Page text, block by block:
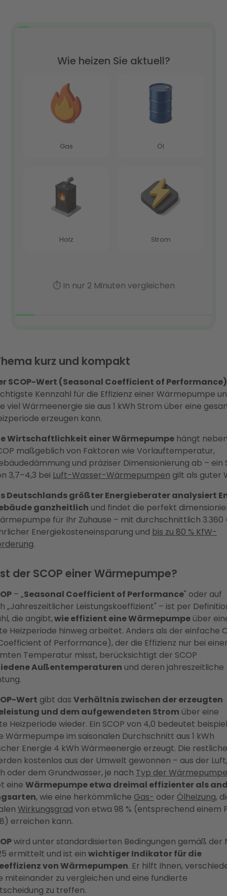
kurz und kompakt
SCOP-Wert (Seasonal Coefficient of Performance)
Kennzahl für die Effizienz einer Wärmepumpe
viel Wärmeenergie sie aus 1 kWh Strom über eine
erzeugen kann.
Wirtschaftlichkeit einer Wärmepumpe hängt
maßgeblich von Faktoren wie Vorlauftemperatur,
und präziser Dimensionierung ab – ein
3,7–4,3 bei Luft-Wasser-Wärmepumpen gilt als guter
Deutschlands größter Energieberater analysiert
ganzheitlich und findet die perfekt
für Ihr Zuhause – mit durchschnittlich
Energiekosteneinsparung und bis zu 80 % KfW-
.
der SCOP einer Wärmepumpe?
– „Seasonal Coefficient of Performance" oder auf
„Jahreszeitlicher Leistungskoeffizient" – ist per
die angibt,wie effizient eine Wärmepumpe über
Heizperiode hinweg arbeitet. Anders als der einfache
of Performance), der die Effizienz nur bei
Temperatur misst, berücksichtigt der SCOP
Außentemperaturen und deren jahreszeitliche
Wert gibt das Verhältnis zwischen der erzeugten
und dem aufgewendeten Strom über eine
Heizperiode wieder. Ein SCOP von 4,0 bedeutet
Wärmepumpe im saisonalen Durchschnitt aus 1 kWh
Energie 4 kWh Wärmeenergie erzeugt. Die
kostenlos aus der Umwelt gewonnen – aus der
oder dem Grundwasser, je nach Typ der Wärmepumpe
eine Wärmepumpe etwa dreimal effizienter als
, wie eine herkömmliche Gas- oder Ölheizung,
Wirkungsgrad von etwa 98 % (entsprechend einem
erreichen kann.
wird unter standardisierten Bedingungen gemäß der
ermittelt und ist ein wichtiger Indikator für die
von Wärmepumpen. Er hilft Ihnen,
miteinander zu vergleichen und eine fundierte
zu treffen.